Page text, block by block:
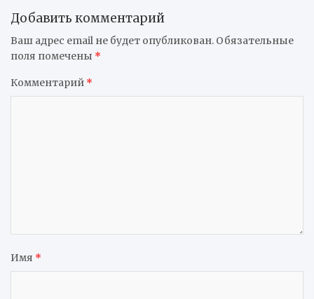
Добавить комментарий
Ваш адрес email не будет опубликован. Обязательные
поля помечены *
Комментарий *
Имя *